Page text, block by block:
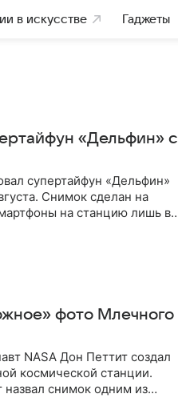
в искусстве Гаджеты
«Дельфин» с
супертайфун «Дельфин»
Снимок сделан на
на станцию лишь в
фото Млечного
NASA Дон Петтит создал
космической станции.
снимок одним из